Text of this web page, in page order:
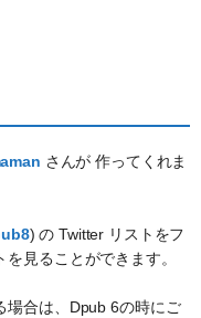
さんが 作ってくれま
) の Twitter リストをフ
見ることができます。
場合は、Dpub 6の時にご